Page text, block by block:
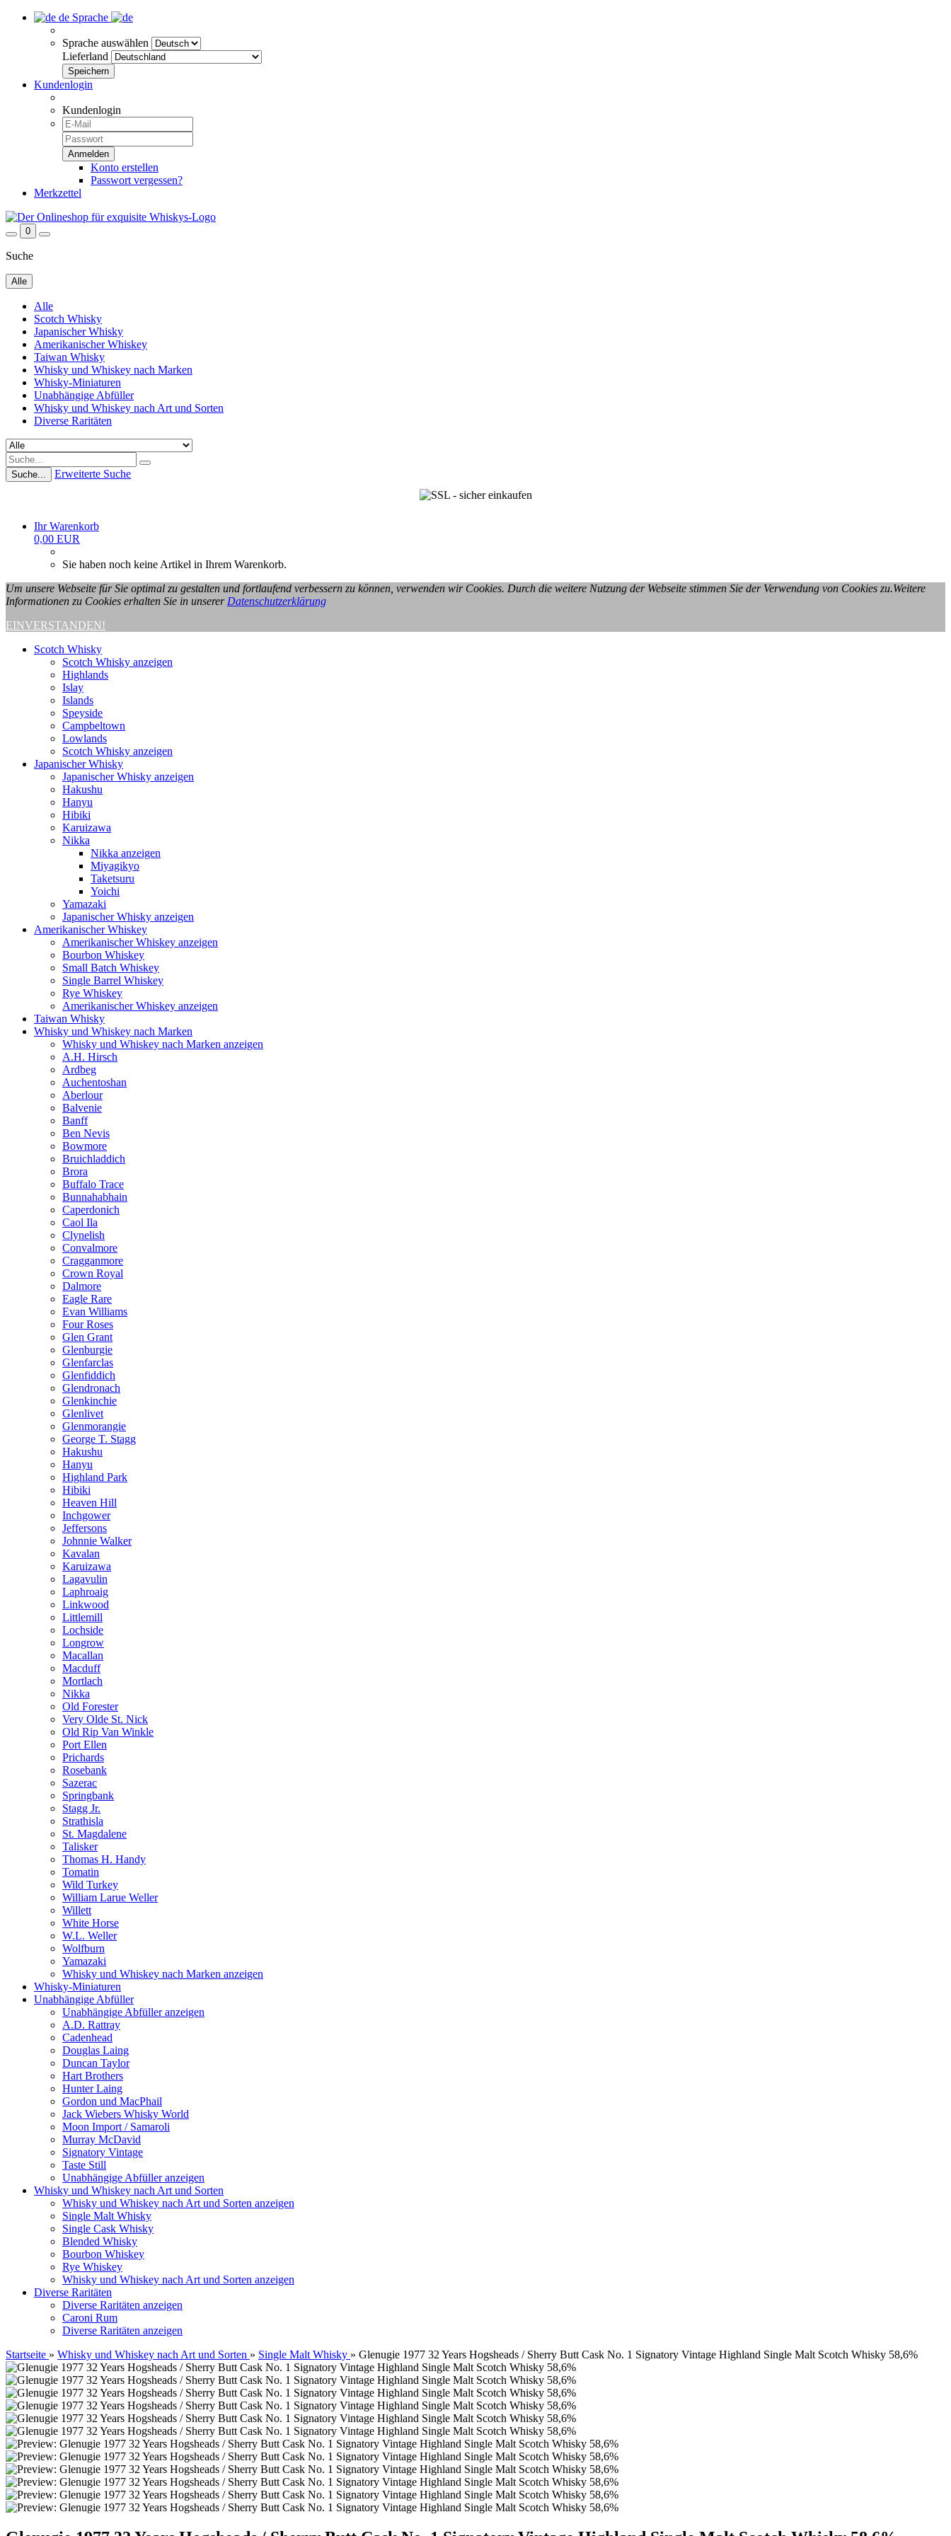
de Sprache
Sprache auswählen
Lieferland
Kundenlogin
Kundenlogin
Konto erstellen
Passwort vergessen?
Merkzettel
0
Suche
Alle
Alle
Scotch Whisky
Japanischer Whisky
Amerikanischer Whiskey
Taiwan Whisky
Whisky und Whiskey nach Marken
Whisky-Miniaturen
Unabhängige Abfüller
Whisky und Whiskey nach Art und Sorten
Diverse Raritäten
Suche... Erweiterte Suche
Ihr Warenkorb
0,00 EUR
Sie haben noch keine Artikel in Ihrem Warenkorb.
Um unsere Webseite für Sie optimal zu gestalten und fortlaufend verbessern zu können, verwenden wir Cookies. Durch die weitere Nutzung der Webseite stimmen Sie der Verwendung von Cookies zu.Weitere
Informationen zu Cookies erhalten Sie in unserer Datenschutzerklärung
EINVERSTANDEN!
Scotch Whisky
Scotch Whisky anzeigen
Highlands
Islay
Islands
Speyside
Campbeltown
Lowlands
Scotch Whisky anzeigen
Japanischer Whisky
Japanischer Whisky anzeigen
Hakushu
Hanyu
Hibiki
Karuizawa
Nikka
Nikka anzeigen
Miyagikyo
Taketsuru
Yoichi
Yamazaki
Japanischer Whisky anzeigen
Amerikanischer Whiskey
Amerikanischer Whiskey anzeigen
Bourbon Whiskey
Small Batch Whiskey
Single Barrel Whiskey
Rye Whiskey
Amerikanischer Whiskey anzeigen
Taiwan Whisky
Whisky und Whiskey nach Marken
Whisky und Whiskey nach Marken anzeigen
A.H. Hirsch
Ardbeg
Auchentoshan
Aberlour
Balvenie
Banff
Ben Nevis
Bowmore
Bruichladdich
Brora
Buffalo Trace
Bunnahabhain
Caperdonich
Caol Ila
Clynelish
Convalmore
Cragganmore
Crown Royal
Dalmore
Eagle Rare
Evan Williams
Four Roses
Glen Grant
Glenburgie
Glenfarclas
Glenfiddich
Glendronach
Glenkinchie
Glenlivet
Glenmorangie
George T. Stagg
Hakushu
Hanyu
Highland Park
Hibiki
Heaven Hill
Inchgower
Jeffersons
Johnnie Walker
Kavalan
Karuizawa
Lagavulin
Laphroaig
Linkwood
Littlemill
Lochside
Longrow
Macallan
Macduff
Mortlach
Nikka
Old Forester
Very Olde St. Nick
Old Rip Van Winkle
Port Ellen
Prichards
Rosebank
Sazerac
Springbank
Stagg Jr.
Strathisla
St. Magdalene
Talisker
Thomas H. Handy
Tomatin
Wild Turkey
William Larue Weller
Willett
White Horse
W.L. Weller
Wolfburn
Yamazaki
Whisky und Whiskey nach Marken anzeigen
Whisky-Miniaturen
Unabhängige Abfüller
Unabhängige Abfüller anzeigen
A.D. Rattray
Cadenhead
Douglas Laing
Duncan Taylor
Hart Brothers
Hunter Laing
Gordon und MacPhail
Jack Wiebers Whisky World
Moon Import / Samaroli
Murray McDavid
Signatory Vintage
Taste Still
Unabhängige Abfüller anzeigen
Whisky und Whiskey nach Art und Sorten
Whisky und Whiskey nach Art und Sorten anzeigen
Single Malt Whisky
Single Cask Whisky
Blended Whisky
Bourbon Whiskey
Rye Whiskey
Whisky und Whiskey nach Art und Sorten anzeigen
Diverse Raritäten
Diverse Raritäten anzeigen
Caroni Rum
Diverse Raritäten anzeigen
Startseite » Whisky und Whiskey nach Art und Sorten » Single Malt Whisky » Glenugie 1977 32 Years Hogsheads / Sherry Butt Cask No. 1 Signatory Vintage Highland Single Malt Scotch Whisky 58,6%